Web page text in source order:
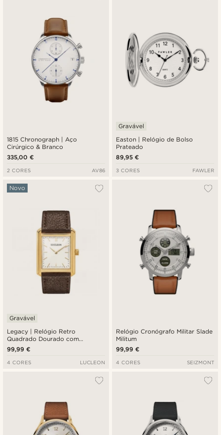
1815 Chronograph | Aço
Cirúrgico & Branco
335,00 €
2 CORES AV86
Easton | Relógio de Bolso
Prateado
Gravável
89,95 €
3 CORES FAWLER
Legacy | Relógio Retro
Quadrado Dourado com
Mostrador Branco e Pulseira em
Pele Castanha-escura
Novo
Gravável
99,99 €
4 CORES LUCLEON
Relógio Cronógrafo Militar Slade
Militum
99,99 €
4 CORES SEIZMONT